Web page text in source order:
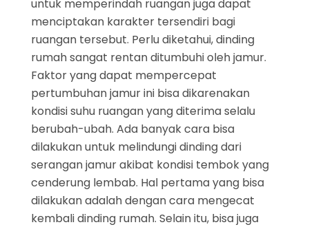
untuk memperindah ruangan juga dapat
menciptakan karakter tersendiri bagi
ruangan tersebut. Perlu diketahui, dinding
rumah sangat rentan ditumbuhi oleh jamur.
Faktor yang dapat mempercepat
pertumbuhan jamur ini bisa dikarenakan
kondisi suhu ruangan yang diterima selalu
berubah-ubah. Ada banyak cara bisa
dilakukan untuk melindungi dinding dari
serangan jamur akibat kondisi tembok yang
cenderung lembab. Hal pertama yang bisa
dilakukan adalah dengan cara mengecat
kembali dinding rumah. Selain itu, bisa juga